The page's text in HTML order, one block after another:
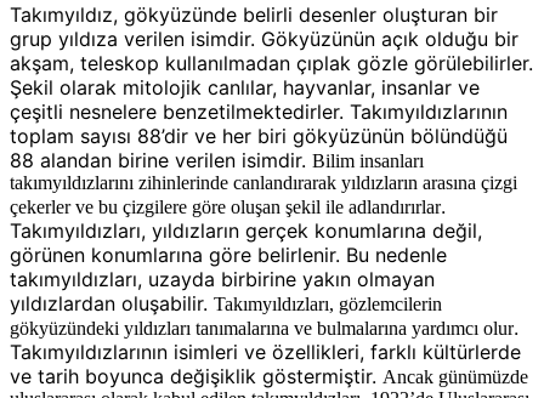
Takımyıldız, gökyüzünde belirli desenler oluşturan bir
grup yıldıza verilen isimdir. Gökyüzünün açık olduğu bir
akşam, teleskop kullanılmadan çıplak gözle görülebilirler.
Şekil olarak mitolojik canlılar, hayvanlar, insanlar ve
çeşitli nesnelere benzetilmektedirler. Takımyıldızlarının
toplam sayısı 88’dir ve her biri gökyüzünün bölündüğü
88 alandan birine verilen isimdir. Bilim insanları
takımyıldızlarını zihinlerinde canlandırarak yıldızların arasına çizgi
çekerler ve bu çizgilere göre oluşan şekil ile adlandırırlar.
Takımyıldızları, yıldızların gerçek konumlarına değil,
görünen konumlarına göre belirlenir. Bu nedenle
takımyıldızları, uzayda birbirine yakın olmayan
yıldızlardan oluşabilir. Takımyıldızları, gözlemcilerin
gökyüzündeki yıldızları tanımalarına ve bulmalarına yardımcı olur.
Takımyıldızlarının isimleri ve özellikleri, farklı kültürlerde
ve tarih boyunca değişiklik göstermiştir. Ancak günümüzde